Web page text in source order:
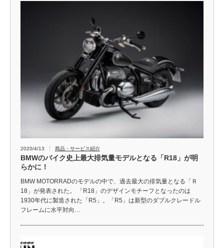
2020/4/13 商品・サービス紹介
BMWのバイク史上最大排気量モデルとなる「R18」が明
らかに！
BMW MOTORRADのモデルの中で、過去最大の排気量となる「Ｒ
18」が発表された。 「R18」のデザインモチーフとなったのは
1930年代に製造された「R5」。「R5」は新型のダブルクレードル
フレームに水平対向…